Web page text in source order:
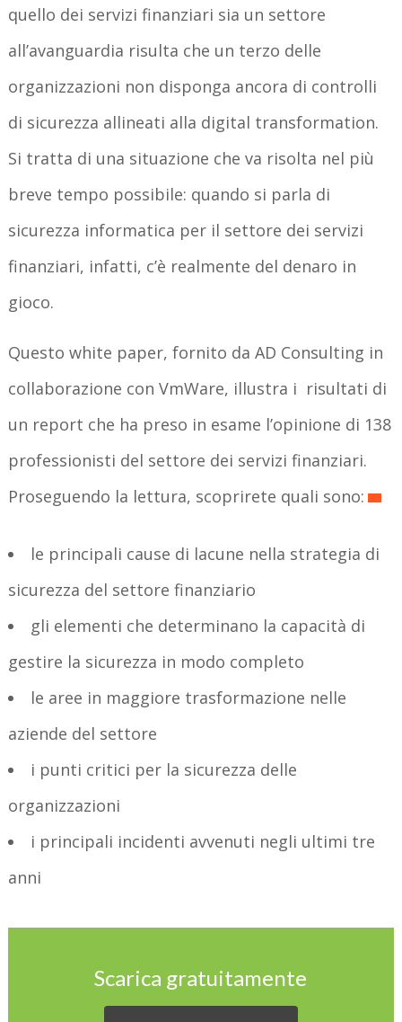
quello dei servizi finanziari sia un settore
all’avanguardia risulta che un terzo delle
organizzazioni non disponga ancora di controlli
di sicurezza allineati alla digital transformation.
Si tratta di una situazione che va risolta nel più
breve tempo possibile: quando si parla di
sicurezza informatica per il settore dei servizi
finanziari, infatti, c’è realmente del denaro in
gioco.
Questo white paper, fornito da AD Consulting in
collaborazione con VmWare, illustra i risultati di
un report che ha preso in esame l’opinione di 138
professionisti del settore dei servizi finanziari.
Proseguendo la lettura, scoprirete quali sono:
le principali cause di lacune nella strategia di
sicurezza del settore finanziario
gli elementi che determinano la capacità di
gestire la sicurezza in modo completo
le aree in maggiore trasformazione nelle
aziende del settore
i punti critici per la sicurezza delle
organizzazioni
i principali incidenti avvenuti negli ultimi tre
anni
Scarica gratuitamente